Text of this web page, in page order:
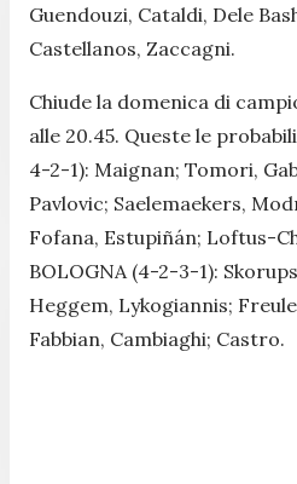
Guendouzi, Cataldi, Dele
Castellanos, Zaccagni.
Chiude la domenica di
alle 20.45. Queste le
4-2-1): Maignan; Tomori,
Pavlovic; Saelemaekers,
Fofana, Estupiñán; Loftus-
BOLOGNA (4-2-3-1):
Heggem, Lykogiannis;
Fabbian, Cambiaghi; Castro.